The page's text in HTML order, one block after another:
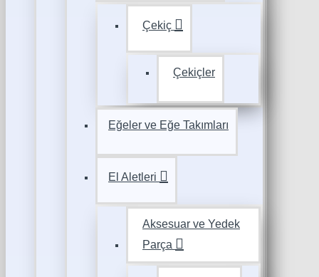
Çekiç
Çekiçler
Eğeler ve Eğe Takımları
El Aletleri
Aksesuar ve Yedek
Parça